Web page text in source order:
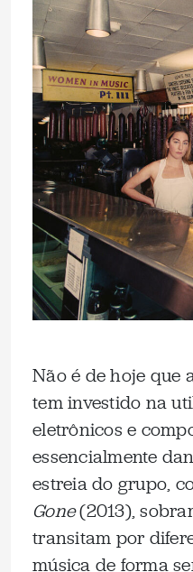
Não é de hoje que
tem investido na
eletrônicos e
essencialmente
estreia do grupo,
Gone(2013),
transitam por
música de forma